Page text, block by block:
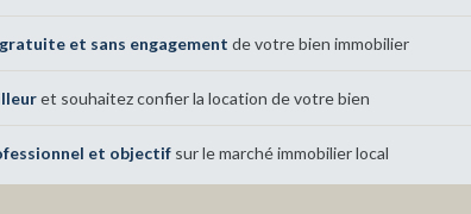
et sans engagement de votre bien immobilier
et souhaitez confier la location de votre bien
et objectif sur le marché immobilier local